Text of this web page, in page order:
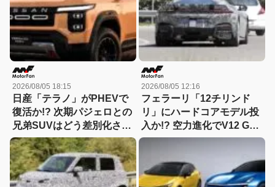
2026/08/05 18:15
日産「テラノ」がPHEVで
復活か!? 次期パジェロとの
兄弟SUVはどう差別化され
る？
2026/08/05 12:16
フェラーリ「12チリンド
リ」にハードコアモデル投
入か!? 空力進化でV12 GT
は新たな領域へ